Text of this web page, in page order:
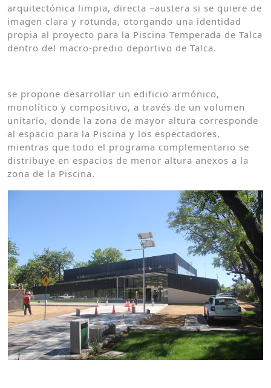
arquitectónica limpia, directa –austera si se quiere de
imagen clara y rotunda, otorgando una identidad
propia al proyecto para la Piscina Temperada de Talca
dentro del macro-predio deportivo de Talca.
se propone desarrollar un edificio armónico,
monolítico y compositivo, a través de un volumen
unitario, donde la zona de mayor altura corresponde
al espacio para la Piscina y los espectadores,
mientras que todo el programa complementario se
distribuye en espacios de menor altura anexos a la
zona de la Piscina.